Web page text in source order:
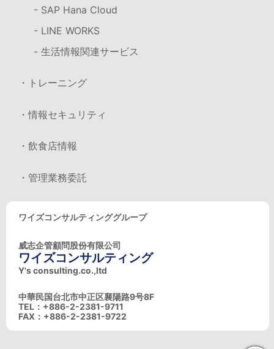
- SAP Hana Cloud
- LINE WORKS
- 生活情報関連サービス
・トレーニング
・情報セキュリティ
・飲食店情報
・管理業務委託
ワイズコンサルティンググループ
威志企管顧問股份有限公司
ワイズコンサルティング
Y's consulting.co.,ltd
中華民国台北市中正区襄陽路9号8F
TEL：+886-2-2381-9711
FAX：+886-2-2381-9722